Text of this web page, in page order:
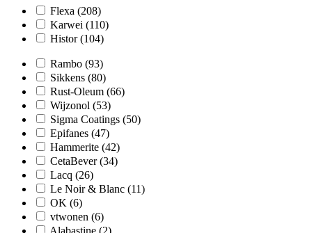
Flexa (208)
Karwei (110)
Histor(104)
Rambo (93)
Sikkens (80)
Rust-Oleum (66)
Wijzonol (53)
Sigma Coatings (50)
Epifanes (47)
Hammerite (42)
CetaBever(34)
Lacq (26)
Le Noir & Blanc (11)
OK (6)
vtwonen (6)
Alabastine (2)